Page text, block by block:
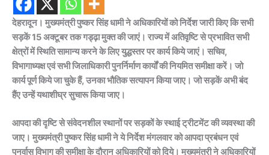
देहरादून। मुख्यमंत्री पुष्कर सिंह धामी ने अधिकारियों को निर्देश जारी किए कि सभी
सड़कें 15 अक्टूबर तक गड्ढ़ा मुक्त की जाएं। राज्य में अतिवृष्टि से प्रभावित सभी
क्षेत्रों में स्थिति सामान्य करने के लिए युद्धस्तर पर कार्य किये जाएं। सचिव,
विभागाध्यक्ष एवं सभी जिलाधिकारी पुनर्निर्माण कार्यों की नियमित समीक्षा करें। जो
कार्य पूर्ण किये जा चुके हैं, उनका भौतिक सत्यापन किया जाए। जो सड़कें अभी बंद
हैंए उन्हें यथाशीघ्र सुचारू किया जाए।
आपदा की दृष्टि से संवेदनशील स्थानों पर सड़कों के स्थाई ट्रीटमेंट की व्यवस्था की
जाए। मुख्यमंत्री पुष्कर सिंह धामी ने ये निर्देश मंगलवार को आपदा प्रबंधन एवं
पुनर्वास विभाग की समीक्षा के दौरान अधिकारियों को दिये। मुख्यमंत्री ने अधिकारियों